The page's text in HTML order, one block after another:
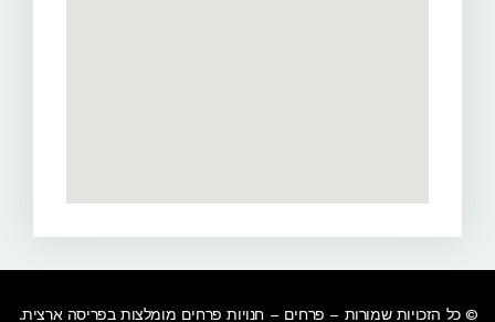
© כל הזכויות שמורות – פרחים – חנויות פרחים מומלצות בפריסה ארצית.